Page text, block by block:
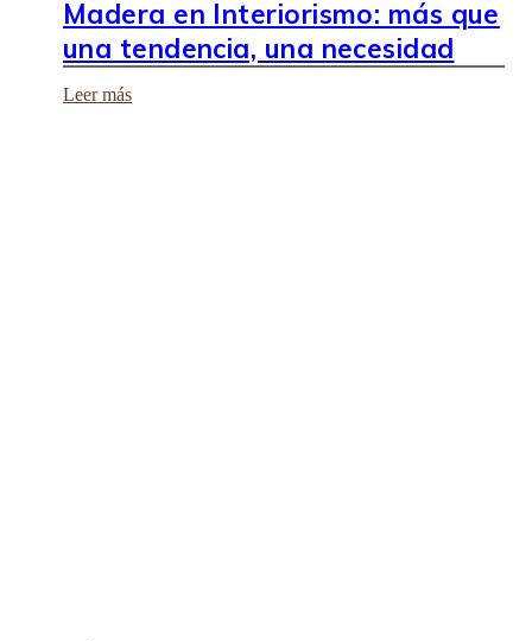
Madera en Interiorismo: más que
una tendencia, una necesidad
Leer más